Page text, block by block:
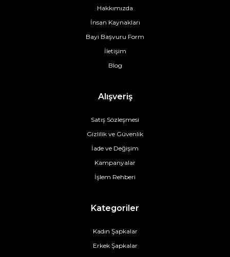
Hakkımızda
İnsan Kaynakları
Bayi Başvuru Form
İletişim
Blog
Alışveriş
Satış Sözleşmesi
Gizlilik ve Güvenlik
İade ve Değişim
Kampanyalar
İşlem Rehberi
Kategoriler
Kadın Şapkalar
Erkek Şapkalar